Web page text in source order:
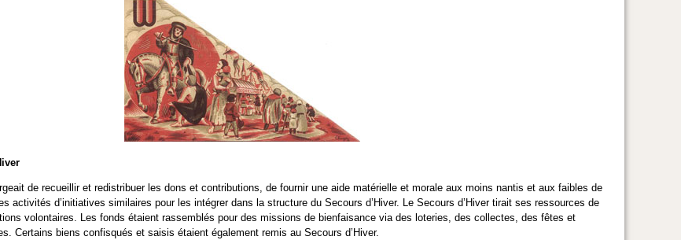
de recueillir et redistribuer les dons et contributions, de fournir une aide matérielle et morale aux moins nantis et aux faibles de
activités d’initiatives similaires pour les intégrer dans la structure du Secours d’Hiver. Le Secours d’Hiver tirait ses ressources de
volontaires. Les fonds étaient rassemblés pour des missions de bienfaisance via des loteries, des collectes, des fêtes et
Certains biens confisqués et saisis étaient également remis au Secours d’Hiver.